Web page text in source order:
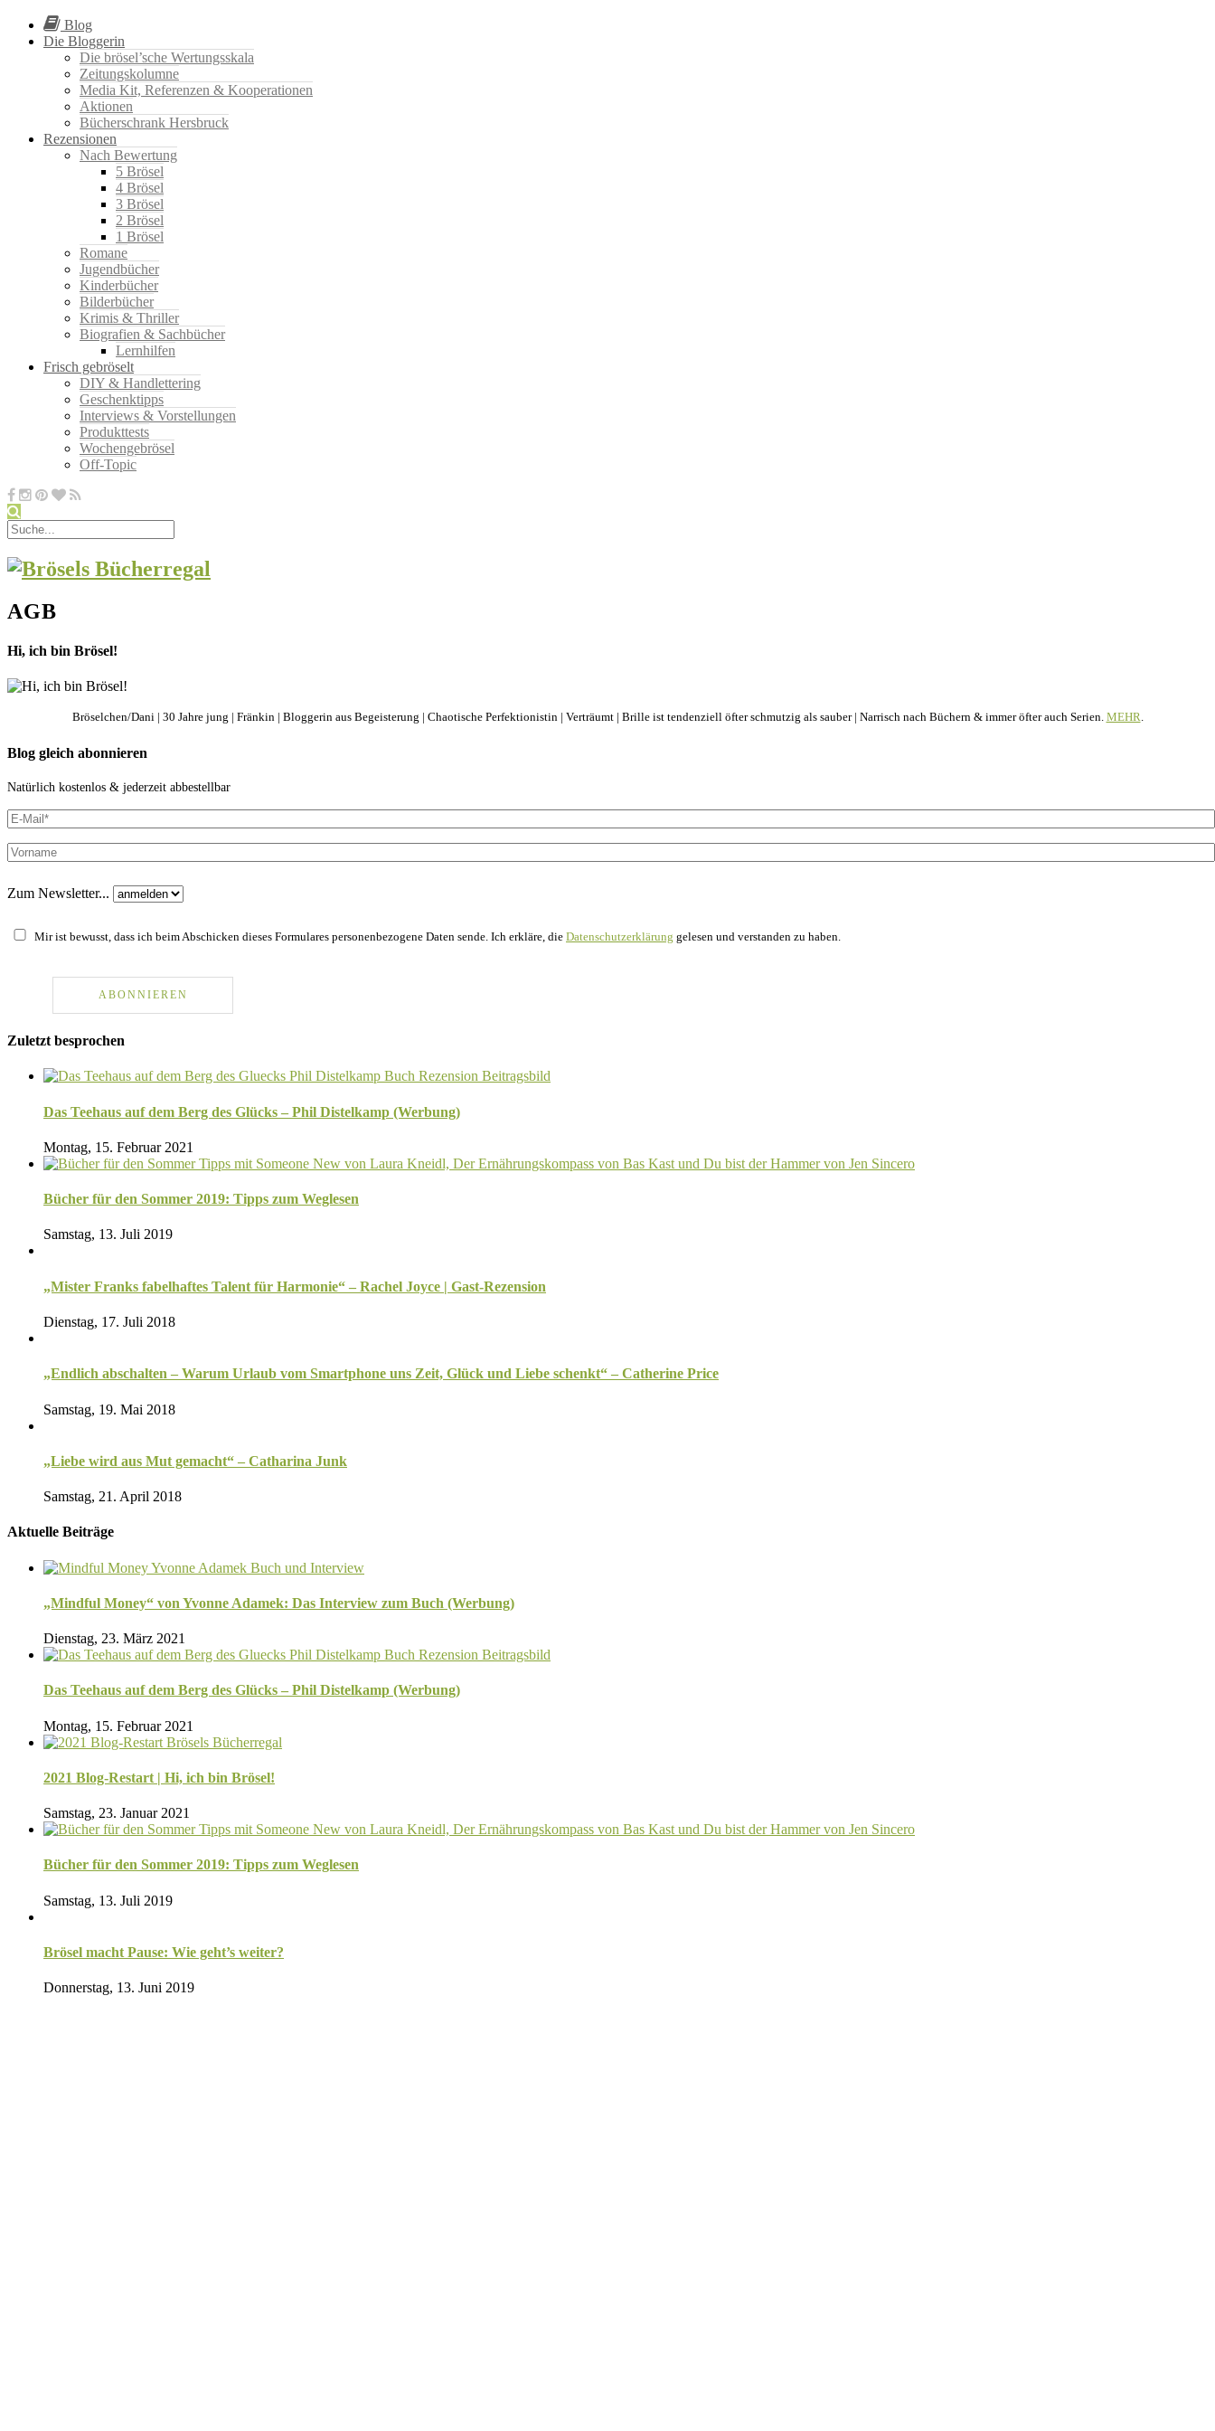
Blog
Die Bloggerin
Die brösel’sche Wertungsskala
Zeitungskolumne
Media Kit, Referenzen & Kooperationen
Aktionen
Bücherschrank Hersbruck
Rezensionen
Nach Bewertung
5 Brösel
4 Brösel
3 Brösel
2 Brösel
1 Brösel
Romane
Jugendbücher
Kinderbücher
Bilderbücher
Krimis & Thriller
Biografien & Sachbücher
Lernhilfen
Frisch gebröselt
DIY & Handlettering
Geschenktipps
Interviews & Vorstellungen
Produkttests
Wochengebrösel
Off-Topic
AGB
Hi, ich bin Brösel!
Bröselchen/Dani | 30 Jahre jung | Fränkin | Bloggerin aus Begeisterung | Chaotische Perfektionistin | Verträumt | Brille ist tendenziell öfter schmutzig als sauber | Narrisch nach Büchern & immer öfter auch Serien. MEHR.
Blog gleich abonnieren
Natürlich kostenlos & jederzeit abbestellbar
Zum Newsletter...
Mir ist bewusst, dass ich beim Abschicken dieses Formulares personenbezogene Daten sende. Ich erkläre, die Datenschutzerklärung gelesen und verstanden zu haben.
Zuletzt besprochen
Das Teehaus auf dem Berg des Glücks – Phil Distelkamp (Werbung)
Montag, 15. Februar 2021
Bücher für den Sommer 2019: Tipps zum Weglesen
Samstag, 13. Juli 2019
„Mister Franks fabelhaftes Talent für Harmonie“ – Rachel Joyce | Gast-Rezension
Dienstag, 17. Juli 2018
„Endlich abschalten – Warum Urlaub vom Smartphone uns Zeit, Glück und Liebe schenkt“ – Catherine Price
Samstag, 19. Mai 2018
„Liebe wird aus Mut gemacht“ – Catharina Junk
Samstag, 21. April 2018
Aktuelle Beiträge
„Mindful Money“ von Yvonne Adamek: Das Interview zum Buch (Werbung)
Dienstag, 23. März 2021
Das Teehaus auf dem Berg des Glücks – Phil Distelkamp (Werbung)
Montag, 15. Februar 2021
2021 Blog-Restart | Hi, ich bin Brösel!
Samstag, 23. Januar 2021
Bücher für den Sommer 2019: Tipps zum Weglesen
Samstag, 13. Juli 2019
Brösel macht Pause: Wie geht’s weiter?
Donnerstag, 13. Juni 2019